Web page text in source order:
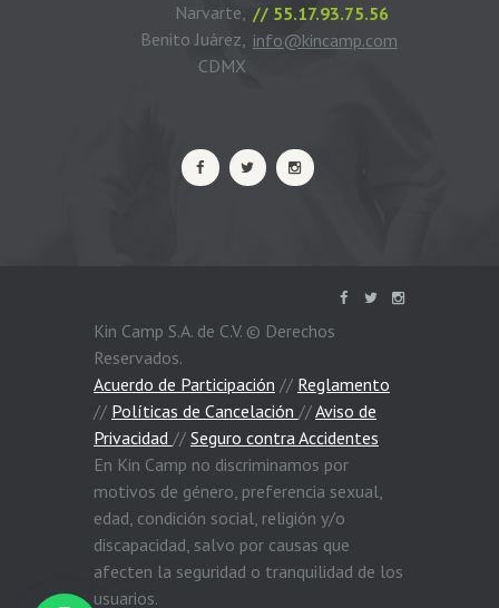
// 55.17.93.75.56
info@kincamp.com
Narvarte,
Benito Juárez,
CDMX
Kin Camp S.A. de C.V. © Derechos
Reservados.
Acuerdo de Participación // Reglamento
// Políticas de Cancelación //Aviso de
Privacidad // Seguro contra Accidentes
En Kin Camp no discriminamos por
motivos de género, preferencia sexual,
edad, condición social, religión y/o
discapacidad, salvo por causas que
afecten la seguridad o tranquilidad de los
usuarios.